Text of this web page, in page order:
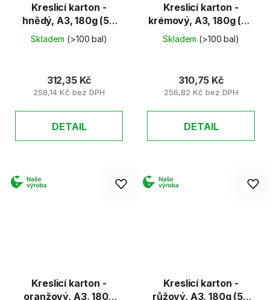
Kreslicí karton -
hnědý, A3, 180g (50
listů)
Skladem (>100 bal)
258,14 Kč bez DPH
312,35 Kč
DETAIL
Kreslicí karton -
krémový, A3, 180g (50
listů)
Skladem (>100 bal)
256,82 Kč bez DPH
310,75 Kč
DETAIL
Kreslicí karton -
oranžový, A3, 180g
Kreslicí karton -
růžový, A3, 180g (50